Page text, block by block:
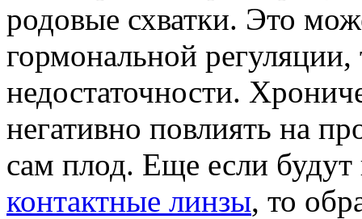
родовые схватки. Это
гормональной регуляции,
недостаточности.
негативно повлиять на
сам плод. Еще если
контактные линзы, то